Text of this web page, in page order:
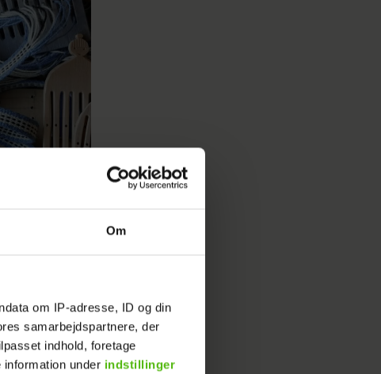
Om
om IP-adresse, ID og din
samarbejdspartnere, der
indhold, foretage
under indstillinger